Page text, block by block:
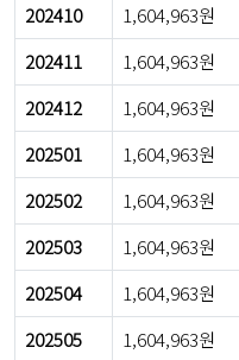
202410 1,604,963원
202411
1,604,963원
202412
1,604,963원
202501
1,604,963원
202502
1,604,963원
202503
1,604,963원
202504
1,604,963원
202505
1,604,963원